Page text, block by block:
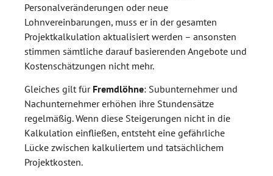
Personalveränderungen oder neue
Lohnvereinbarungen, muss er in der gesamten
Projektkalkulation aktualisiert werden – ansonsten
stimmen sämtliche darauf basierenden Angebote und
Kostenschätzungen nicht mehr.
Gleiches gilt für Fremdlöhne: Subunternehmer und
Nachunternehmer erhöhen ihre Stundensätze
regelmäßig. Wenn diese Steigerungen nicht in die
Kalkulation einfließen, entsteht eine gefährliche
Lücke zwischen kalkuliertem und tatsächlichem
Projektkosten.